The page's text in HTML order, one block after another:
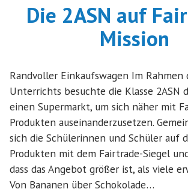
Die 2ASN auf
Mission
Randvoller Einkaufswagen Im Rahmen
Unterrichts besuchte die Klasse 2ASN
einen Supermarkt, um sich näher mit
Produkten auseinanderzusetzen.
sich die Schülerinnen und Schüler auf
Produkten mit dem Fairtrade-Siegel
dass das Angebot größer ist, als viele
Von Bananen über Schokolade…